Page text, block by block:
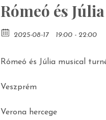
Rómeó és
2025-08-17 19:00 - 22:00
Rómeó és Júlia musical
Veszprém
Verona hercege